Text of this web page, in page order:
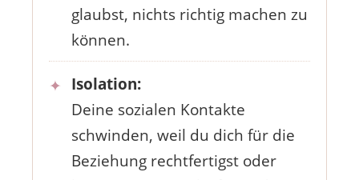
glaubst, nichts richtig machen zu
können.
Isolation:
Deine sozialen Kontakte
schwinden, weil du dich für die
Beziehung rechtfertigst oder